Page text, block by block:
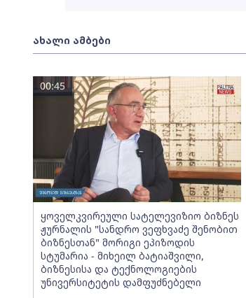
ახალი ამბები
ყოველკვირეული სატელევიზიო ბიზნეს
ჟურნალის "სანდრო ვეფხვაძე შენობით
ბიზნესთან" მორიგი ეპიზოდის
სტუმარია - მიხეილ ბატიაშვილი,
ბიზნესისა და ტექნოლოგიების
უნივერსიტეტის დამფუძნებელი
00:45